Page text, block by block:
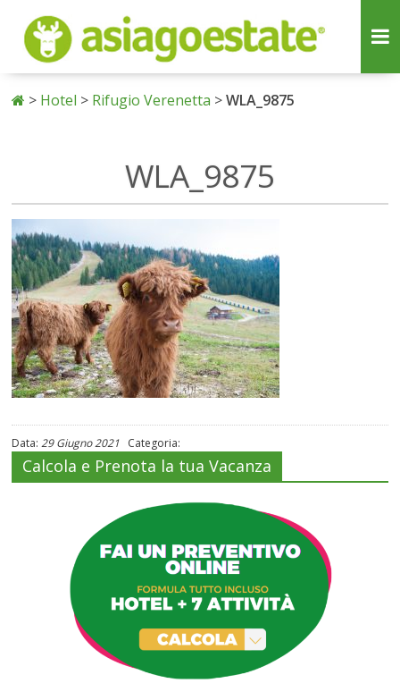
> Hotel > Rifugio Verenetta >WLA_9875
WLA_9875
Data:29 Giugno 2021 Categoria:
Calcola e Prenota la tua Vacanza